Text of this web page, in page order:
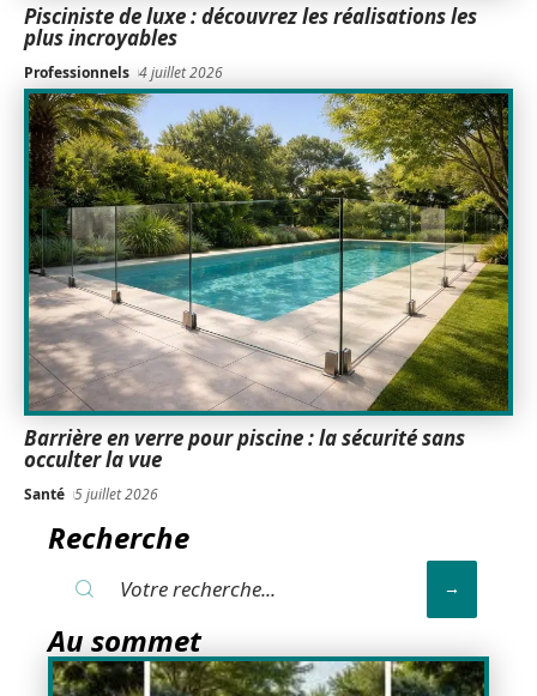
Pisciniste de luxe : découvrez les réalisations les
plus incroyables
Professionnels 4 juillet 2026
Barrière en verre pour piscine : la sécurité sans
occulter la vue
Santé 5 juillet 2026
Recherche
Au sommet